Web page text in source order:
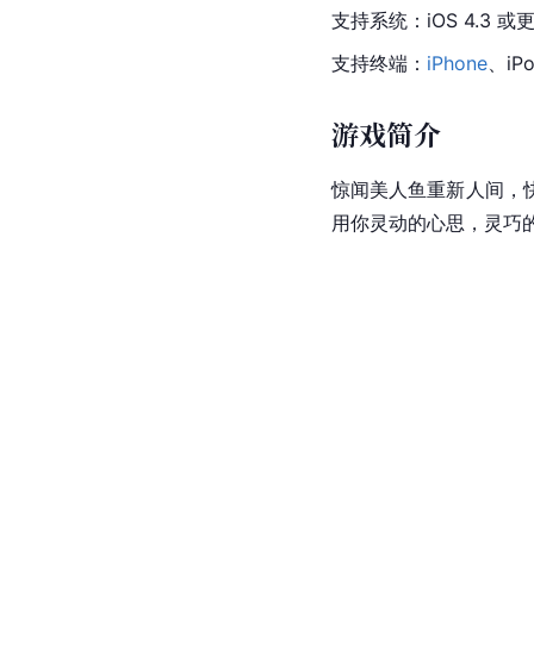
支持系统：iOS 4.3 或
支持终端： iPhone 、
游戏简介
惊闻美人鱼重新人间，
用你灵动的心思，灵巧